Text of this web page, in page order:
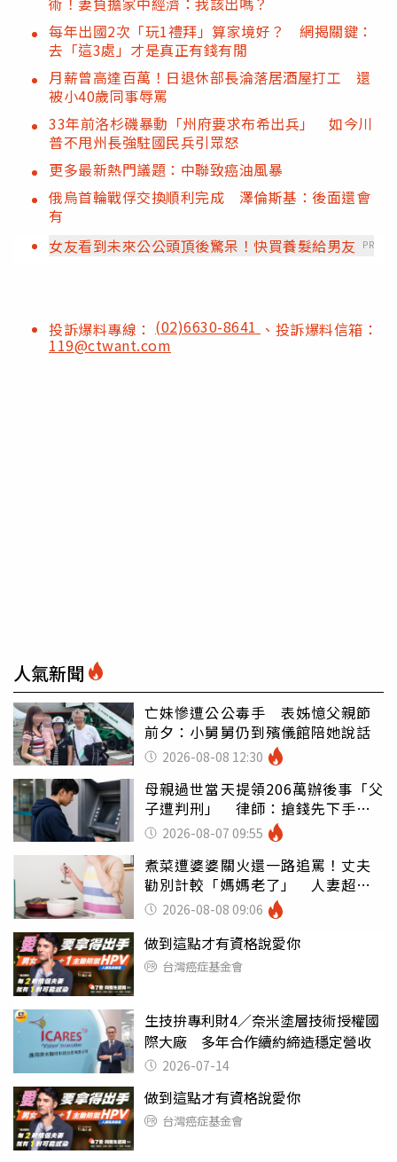
每年出國2次「玩1禮拜」算家境好？ 網揭關鍵：
去「這3處」才是真正有錢有閒
月薪曾高達百萬！日退休部長淪落居酒屋打工 還
被小40歲同事辱罵
33年前洛杉磯暴動「州府要求布希出兵」 如今川
普不甩州長強駐國民兵引眾怒
更多最新熱門議題：中聯致癌油風暴
俄烏首輪戰俘交換順利完成 澤倫斯基：後面還會
有
女友看到未來公公頭頂後驚呆！快買養髮給男友
PR
投訴爆料專線： (02)6630-8641 、投訴爆料信箱：
119@ctwant.com
人氣新聞
亡妹慘遭公公毒手 表姊憶父親節
前夕：小舅舅仍到殯儀館陪她說話
2026-08-08 12:30
母親過世當天提領206萬辦後事「父
子遭判刑」 律師：搶錢先下手是
罪 2026-08-07 09:55
煮菜遭婆婆關火還一路追罵！丈夫
勸別計較「媽媽老了」 人妻超崩
潰：我像台傭
2026-08-08 09:06
做到這點才有資格說愛你
台灣癌症基金會
生技拚專利財4／奈米塗層技術授權國
際大廠 多年合作續約締造穩定營收
2026-07-14
做到這點才有資格說愛你
台灣癌症基金會